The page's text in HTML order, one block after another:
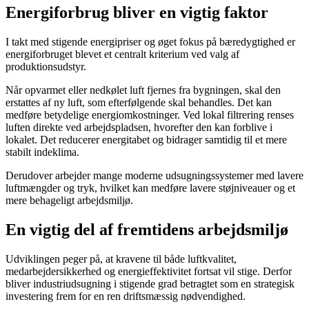
Energiforbrug bliver en vigtig faktor
I takt med stigende energipriser og øget fokus på bæredygtighed er
energiforbruget blevet et centralt kriterium ved valg af
produktionsudstyr.
Når opvarmet eller nedkølet luft fjernes fra bygningen, skal den
erstattes af ny luft, som efterfølgende skal behandles. Det kan
medføre betydelige energiomkostninger. Ved lokal filtrering renses
luften direkte ved arbejdspladsen, hvorefter den kan forblive i
lokalet. Det reducerer energitabet og bidrager samtidig til et mere
stabilt indeklima.
Derudover arbejder mange moderne udsugningssystemer med lavere
luftmængder og tryk, hvilket kan medføre lavere støjniveauer og et
mere behageligt arbejdsmiljø.
En vigtig del af fremtidens arbejdsmiljø
Udviklingen peger på, at kravene til både luftkvalitet,
medarbejdersikkerhed og energieffektivitet fortsat vil stige. Derfor
bliver industriudsugning i stigende grad betragtet som en strategisk
investering frem for en ren driftsmæssig nødvendighed.